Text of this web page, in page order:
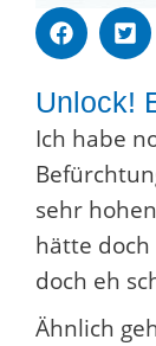
Unlock!
Ich habe
sehr
hätte doch
doch eh
Ähnlich